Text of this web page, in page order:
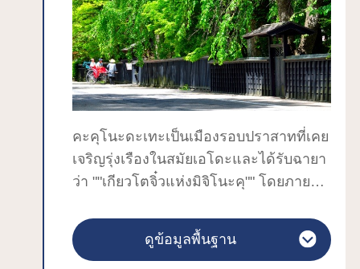
ชื่อดังของทะเลสาบทะซะวะ สร้างขึ้นตาม
ตำนานที่ว่า เมื่อนานมาแล้วมีหญิงสาวผู้
หนึ่งชื่อว่าทัตสึโกะ เธอปรารถนาให้ความ
งดงามของเธอเป็นนิรันดร์ แต่แล้ววันหนึ่ง
เธอก็ได้กลายเป็นมังกร เธอจึงกระโจนตัว
เองลงไปในทะเลสาบทะซะวะ และยังมี
ตำนานเล่าต่ออีกว่า ที่ทะเลสาบที่มีชื่อว่า
ฮาจิโร่กะตะ มีชายคนหนึ่งชื่อฮาจิโร่ทาโร่
มาหลงรักกับทัตสึโกะ ต่อมาทั้งสองได้มา
อาศัยอยู่ด้วยกันที่ทะเลสาบทะซะวะ
คะคุโนะดะเทะเป็นเมืองรอบปราสาทที่เคย
เจริญรุ่งเรืองในสมัยเอโดะและได้รับฉายา
ว่า ""เกียวโตจิ๋วแห่งมิจิโนะคุ"" โดยภายใน
สมัยโบราณหลงเหลืออยู่จำนวนมาก เช่น
คฤหาสน์ซามูไร จึงเป็นสถานที่ท่องเที่ยว
ดูข้อมูลพื้นฐาน